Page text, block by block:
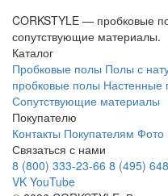
CORKSTYLE — пробковые
сопутствующие материалы.
Каталог
Пробковые полы Полы с
пробковые полы Настенные
Сопутствующие материалы
Покупателю
Контакты Покупателям Фото
Связаться с нами
8 (800) 333-23-66 8 (495)
VK YouTube